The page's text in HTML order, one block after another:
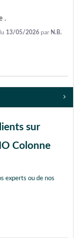
.
13/05/2026 par N.B.
sur
Colonne
experts ou de nos